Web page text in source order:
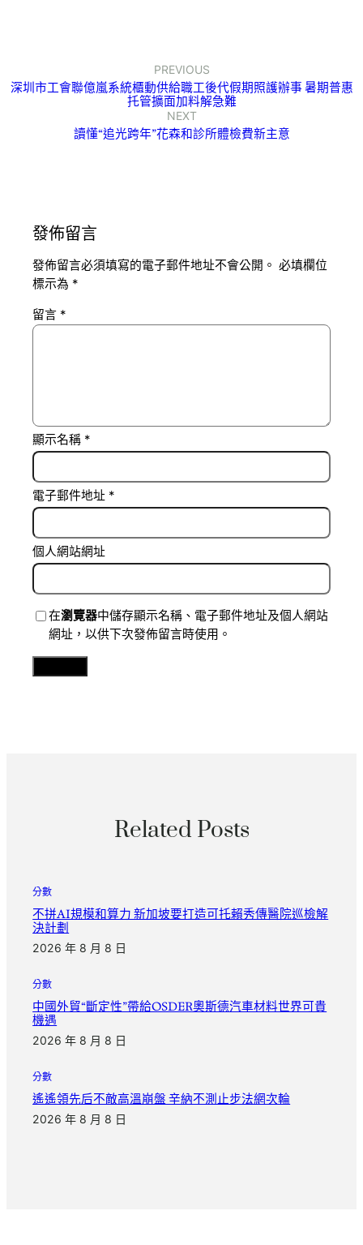
PREVIOUS
深圳市工會聯億嵐系統櫃動供給職工後代假期照護辦事 暑期普惠
托管擴面加料解急難
NEXT
讀懂“追光跨年”花森和診所體檢費新主意
發佈留言
發佈留言必須填寫的電子郵件地址不會公開。 必填欄位
標示為 *
留言 *
顯示名稱 *
電子郵件地址 *
個人網站網址
在瀏覽器中儲存顯示名稱、電子郵件地址及個人網站
網址，以供下次發佈留言時使用。
Related Posts
分數
不拼AI規模和算力 新加坡要打造可托賴秀傳醫院巡檢解
決計劃
2026 年 8 月 8 日
分數
中國外貿“斷定性”帶給OSDER奧斯德汽車材料世界可貴
機遇
2026 年 8 月 8 日
分數
遙遙領先后不敵高溫崩盤 辛納不測止步法網次輪
2026 年 8 月 8 日